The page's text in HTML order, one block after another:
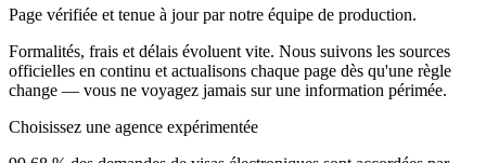
Page vérifiée et tenue à jour par notre équipe de production.
Formalités, frais et délais évoluent vite. Nous suivons les sources
officielles en continu et actualisons chaque page dès qu'une règle
change — vous ne voyagez jamais sur une information périmée.
Choisissez une agence expérimentée